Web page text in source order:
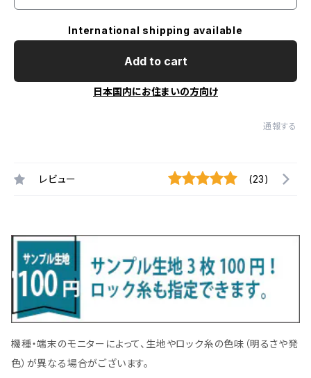
International shipping available
Add to cart
日本国内にお住まいの方向け
通報する
レビュー (23)
機種・端末のモニターによって、生地やロック糸の色味（明るさや発
色）が異なる場合がございます。